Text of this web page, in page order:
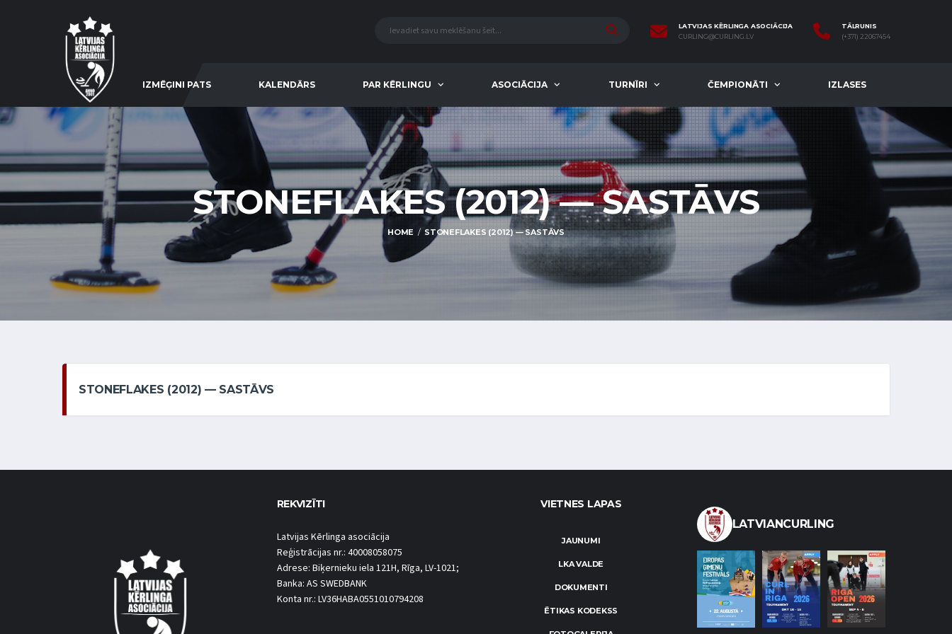
LATVIJAS KĒRLINGA ASOCIĀCIJA
CURLING@CURLING.LV
TĀLRUNIS
(+371) 22067454
IZMĒĢINI PATS KALENDĀRS PAR KĒRLINGU ASOCIĀCIJA TURNĪRI ČEMPIONĀTI IZLASES
STONEFLAKES (2012) — SASTĀVS
HOME STONEFLAKES (2012) — SASTĀVS
STONEFLAKES (2012) — SASTĀVS
REKVIZĪTI
Latvijas Kērlinga asociācija
Reģistrācijas nr.: 40008058075
Adrese: Biķernieku iela 121H, Rīga, LV-1021;
Banka: AS SWEDBANK
Konta nr.: LV36HABA0551010794208
VIETNES LAPAS
JAUNUMI
LKA VALDE
DOKUMENTI
ĒTIKAS KODEKSS
LATVIANCURLING